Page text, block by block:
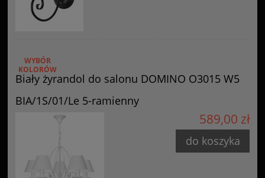
Biały żyrandol do salonu DOMINO O3015 W5
BIA/1S/01/Le 5-ramienny
WYBÓR
KOLORÓW
589,00 zł
do koszyka